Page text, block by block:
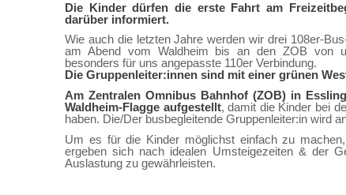
Die Kinder dürfen die erste Fahrt am
darüber informiert.
Wie auch die letzten Jahre werden wir drei 108er-
am Abend vom Waldheim bis an den ZOB von
besonders für uns angepasste 110er Verbindung.
Die Gruppenleiter:innen sind mit einer grünen
Am Zentralen Omnibus Bahnhof (ZOB) in
Waldheim-Flagge aufgestellt, damit die Kinder bei
haben. Die/Der busbegleitende Gruppenleiter:in wird
Um es für die Kinder möglichst einfach zu
ergeben sich nach idealen Umsteigezeiten & der
Auslastung zu gewährleisten.